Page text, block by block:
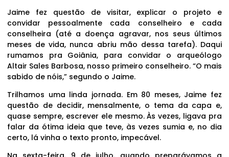
Jaime fez questão de visitar, explicar o projeto e
convidar pessoalmente cada conselheiro e cada
conselheira (até a doença agravar, nos seus últimos
meses de vida, nunca abriu mão dessa tarefa). Daqui
rumamos pra Goiânia, para convidar o arqueólogo
Altair Sales Barbosa, nosso primeiro conselheiro. “O mais
sabido de nóis,” segundo o Jaime.
Trilhamos uma linda jornada. Em 80 meses, Jaime fez
questão de decidir, mensalmente, o tema da capa e,
quase sempre, escrever ele mesmo. Às vezes, ligava pra
falar da ótima ideia que teve, às vezes sumia e, no dia
certo, lá vinha o texto pronto, impecável.